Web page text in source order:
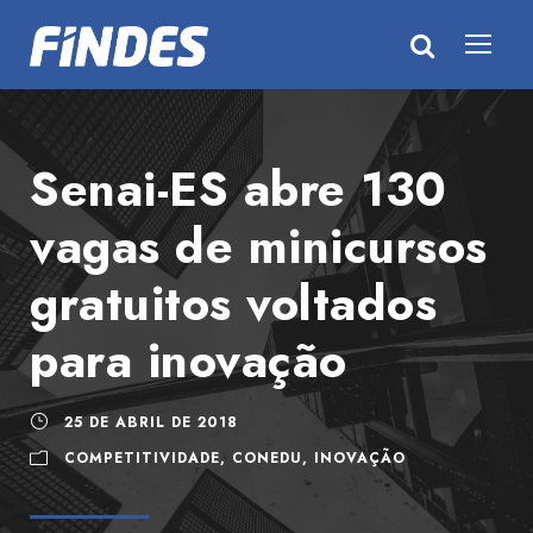
Senai-ES abre 130
vagas de minicursos
gratuitos voltados
para inovação
25 DE ABRIL DE 2018
COMPETITIVIDADE, CONEDU, INOVAÇÃO